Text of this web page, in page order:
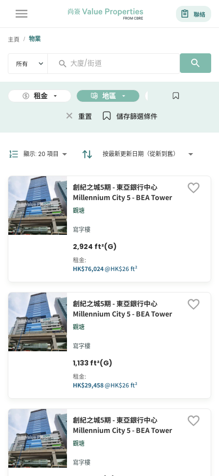
聯絡
主頁 / 物業
所有
租金 地區 面積
重置 儲存篩選條件
顯示: 20 項目 按最新更新日期（從新到舊）
創紀之城5期 - 東亞銀行中心
Millennium City 5 - BEA Tower
觀塘
寫字樓
2,924 ft²(G)
租金:
HK$76,024@HK$26 ft²
創紀之城5期 - 東亞銀行中心
Millennium City 5 - BEA Tower
觀塘
寫字樓
1,133 ft²(G)
租金:
HK$29,458@HK$26 ft²
創紀之城5期 - 東亞銀行中心
Millennium City 5 - BEA Tower
觀塘
寫字樓